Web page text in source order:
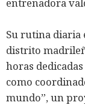
Su rutina diaria
distrito
horas
como
mundo”, un